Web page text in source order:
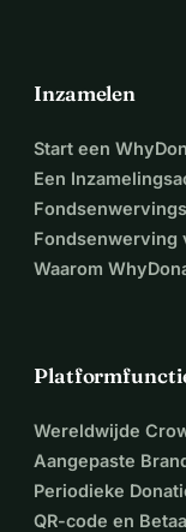
Inzamelen
Start een
Een
Fondsenwerving
Waarom
Wereldwijde
Aangepaste
Periodieke
QR-code en